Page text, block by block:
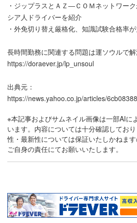
・ ジップラスとＡＺ―ＣＯＭネットワー
シア人ドライバーを紹介
・ 外免切り替え厳格化、知識試験合格率
長時間勤務に関連する問題は運ソウルで解
https://doraever.jp/lp_unsoul
出典元：
https://news.yahoo.co.jp/articles/
※本記事およびサムネイル画像は一部AIに
います。内容については十分確認してお
性・最新性については保証いたしかねま
ご自身の責任にてお願いいたします。